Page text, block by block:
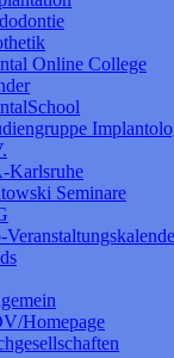
Online College
Karlsruhe
Seminare
Homepage